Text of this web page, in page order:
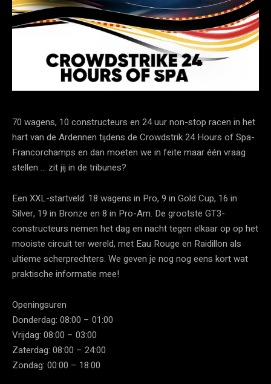
70 wagens, 10 constructeurs en 24 uur non-stop racen in het
hart van de Ardennen tijdens de Crowdstrik 24 Hours of Spa-
Francorchamps en dan moeten we in feite maar één vraag
stellen … zit jij in de tribunes?
Een XXL-startveld: 18 wagens in Pro, 9 in Gold Cup, 16 in
Silver, 19 in Bronze en 8 in Pro-Am. De grootste GT3-
constructeurs nemen het dag en nacht tegen elkaar op op het
mooiste circuit ter wereld, met Eau Rouge en Raidillon als
ultieme scherprechters. We geven je nog nog eens kort wat
praktische informatie mee!
Openingsuren
Donderdag: 08:00 – 01:00
Vrijdag: 08:00 – 03:00
Zaterdag: 08:00 – 24:00
Zondag: 00:00 – 18:00